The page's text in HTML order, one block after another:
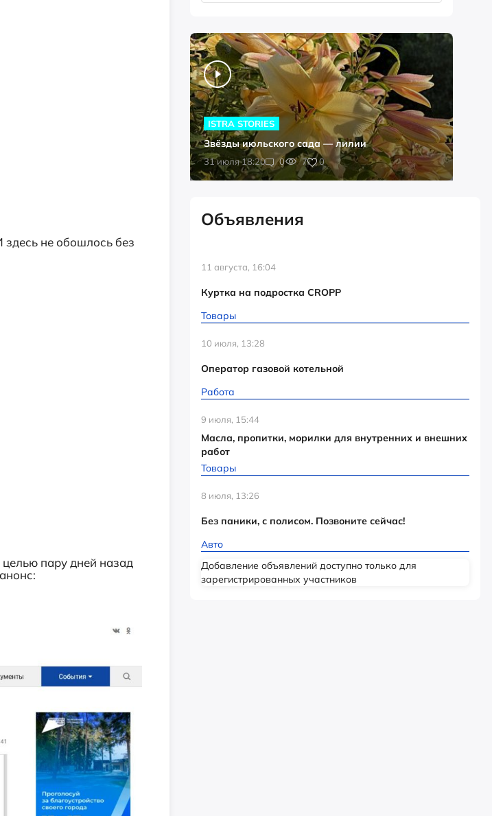
не обошлось без
пару дней назад
31 июля 18:20 0 7 0
ISTRA STORIES
Звёзды июльского сада — лилии
Объявления
11 августа, 16:04
Куртка на подростка CROPP
Товары
10 июля, 13:28
Оператор газовой котельной
Работа
9 июля, 15:44
Масла, пропитки, морилки для внутренних и внешних
работ
Товары
8 июля, 13:26
Без паники, с полисом. Позвоните сейчас!
Авто
Добавление объявлений доступно только для
зарегистрированных участников